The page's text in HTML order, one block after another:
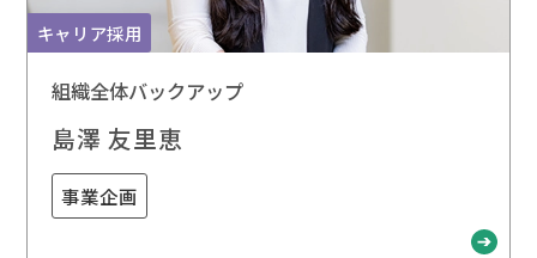
キャリア採用
組織全体バックアップ
島澤 友里恵
事業企画